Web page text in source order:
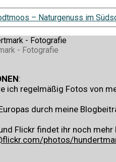
– Naturgenuss im
- Fotografie
:
ich regelmäßig Fotos von
durch meine
Flickr findet ihr noch mehr
photos/